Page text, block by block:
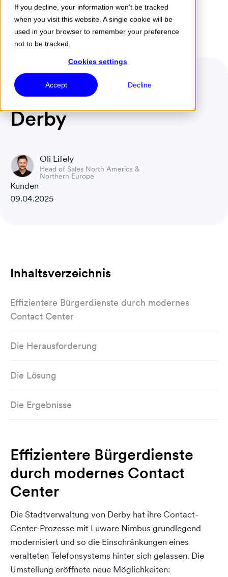
If you decline, your information won’t be tracked
when you visit this website. A single cookie will be
used in your browser to remember your preference
not to be tracked.
Cookies settings
Accept Decline
Menu
Stadtverwaltung
Derby
Oli Lifely
Head of Sales North America &
Northern Europe
Kunden
09.04.2025
Inhaltsverzeichnis
Effizientere Bürgerdienste durch modernes
Contact Center
Die Herausforderung
Die Lösung
Die Ergebnisse
Effizientere Bürgerdienste
durch modernes Contact
Center
Die Stadtverwaltung von Derby hat ihre Contact-
Center-Prozesse mit Luware Nimbus grundlegend
modernisiert und so die Einschränkungen eines
veralteten Telefonsystems hinter sich gelassen. Die
Umstellung eröffnete neue Möglichkeiten: